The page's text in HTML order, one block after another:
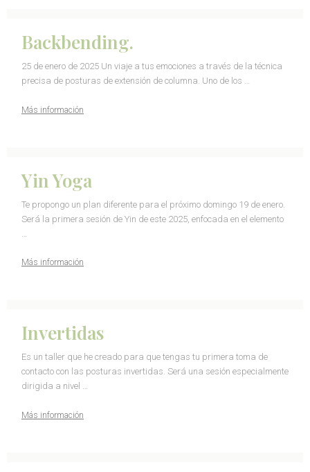
Backbending.
25 de enero de 2025 Un viaje a tus emociones a través de la técnica
precisa de posturas de extensión de columna. Uno de los …
Más información
Yin Yoga
Te propongo un plan diferente para el próximo domingo 19 de enero.
Será la primera sesión de Yin de este 2025, enfocada en el elemento
Más información
Invertidas
Es un taller que he creado para que tengas tu primera toma de
contacto con las posturas invertidas. Será una sesión especialmente
dirigida a nivel …
Más información